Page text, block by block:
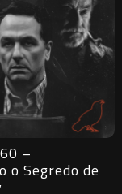
– As Faces da
e hoje